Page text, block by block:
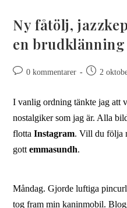
Ny fåtölj,
en brudklänning
0 kommentarer 2
I vanlig ordning tänkte jag att
nostalgiker som jag är. Alla
flottaInstagram. Vill du följa
gottemmasundh.
Måndag. Gjorde luftiga
tog fram min kaninmobil.